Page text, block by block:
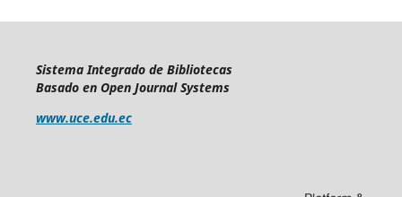
Sistema Integrado de Bibliotecas
Basado en Open Journal Systems
www.uce.edu.ec